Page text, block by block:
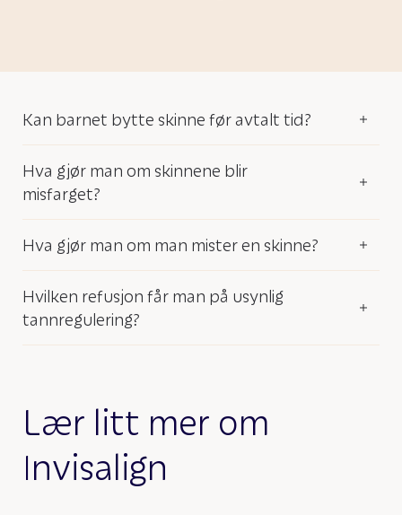
Kan barnet bytte skinne før avtalt tid?
Hva gjør man om skinnene blir
misfarget?
Hva gjør man om man mister en skinne?
Hvilken refusjon får man på usynlig
tannregulering?
Lær litt mer om
Invisalign